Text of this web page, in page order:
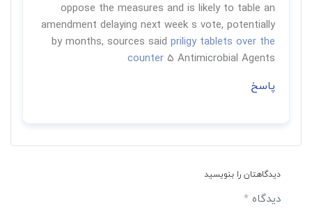
oppose the measures and is likely to table an
amendment delaying next week s vote, potentially
by months, sources said priligy tablets over the
counter 5 Antimicrobial Agents
پاسخ
دیدگاهتان را بنویسید
دیدگاه *